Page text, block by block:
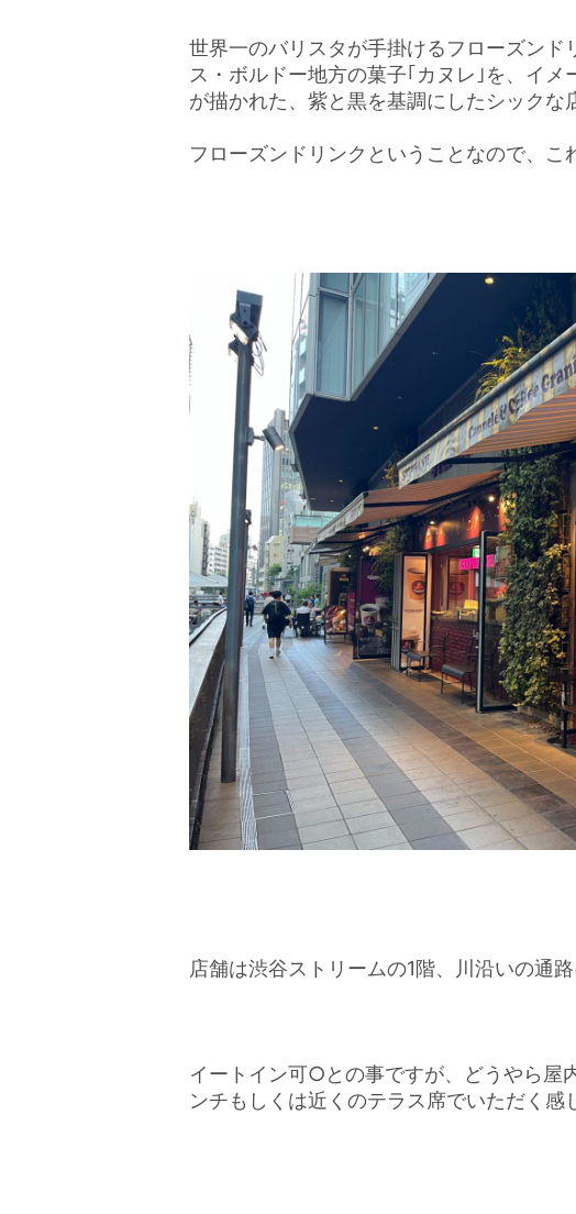
世界一のバリスタが手掛けるフローズンド
ス・ボルドー地方の菓子｢カヌレ｣を、イ
が描かれた、紫と黒を基調にしたシックな
フローズンドリンクということなので、
店舗は渋谷ストリームの1階、川沿いの通
イートイン可○との事ですが、どうやら屋
ンチもしくは近くのテラス席でいただく感